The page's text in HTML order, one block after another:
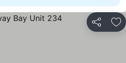
Partilhar